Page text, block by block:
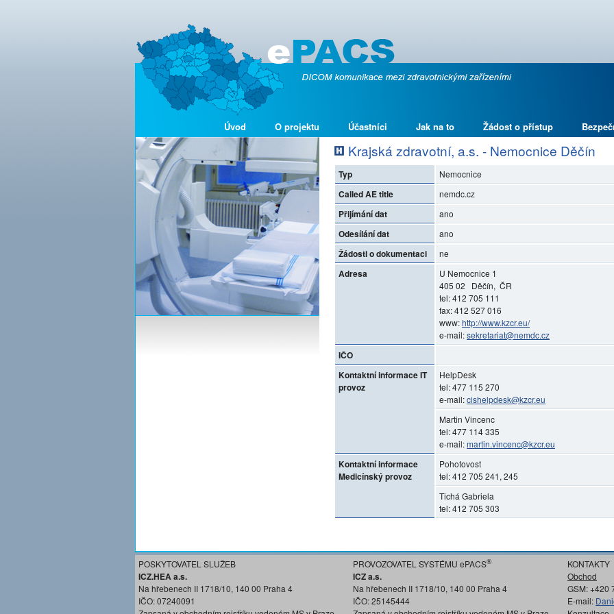
Úvod O projektu Účastníci Jak na to Žádost o přístup
Krajská zdravotní, a.s. - Nemocnice Děčín
Typ Nemocnice
Called AE title nemdc.cz
Přijímání dat ano
Odesílání dat ano
Žádosti o dokumentaci ne
Adresa
U Nemocnice 1
405 02 Děčín, ČR
tel: 412 705 111
fax: 412 527 016
www:http://www.kzcr.eu/
e-mail:sekretariat@nemdc.cz
IČO
Kontaktní informace IT
provoz
HelpDesk
tel: 477 115 270
e-mail:cishelpdesk@kzcr.eu
Martin Vincenc
tel: 477 114 335
e-mail:martin.vincenc@kzcr.eu
Kontaktní informace
Medicínský provoz
Pohotovost
tel: 412 705 241, 245
Tichá Gabriela
tel: 412 705 303
POSKYTOVATEL SLUŽEB
ICZ.HEA a.s.
Na hřebenech II 1718/10, 140 00 Praha 4
IČO: 07240091
PROVOZOVATEL SYSTÉMU ePACS®
ICZ a.s.
Na hřebenech II 1718/10, 140 00 Praha 4
IČO: 25145444
KONTAKTY
Obchod
GSM: +420
E-mail: